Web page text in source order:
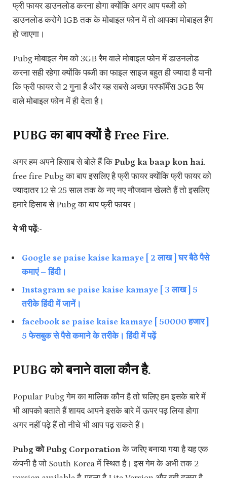
फ्री फायर डाउनलोड करना होगा क्योंकि अगर आप पब्जी को
डाउनलोड करोगे 1GB तक के मोबाइल फोन में तो आपका मोबाइल हैंग
हो जाएगा।
Pubg मोबाइल गेम को 3GB रैम वाले मोबाइल फोन में डाउनलोड
करना सही रहेगा क्योंकि पब्जी का फाइल साइज बहुत ही ज्यादा है यानी
कि फ्री फायर से 2 गुना है और यह सबसे अच्छा परफॉर्मेंस 3GB रैम
वाले मोबाइल फोन में ही देता है।
PUBG का बाप क्यों है Free Fire.
अगर हम अपने हिसाब से बोले हैं कि Pubg ka baap kon hai.
free fire Pubg का बाप इसलिए है फ्री फायर क्योंकि फ्री फायर को
ज्यादातर 12 से 25 साल तक के नए नए नौजवान खेलते हैं तो इसलिए
हमारे हिसाब से Pubg का बाप फ्री फायर।
ये भी पढ़ें:-
Google se paise kaise kamaye [ 2 लाख ] घर बैठे पैसे
कमाएं – हिंदी।
Instagram se paise kaise kamaye [ 3 लाख ] 5
तरीके हिंदी में जानें।
facebook se paise kaise kamaye [ 50000 हजार ]
5 फेसबुक से पैसे कमाने के तरीके। हिंदी में पढ़ें
PUBG को बनाने वाला कौन है.
Popular Pubg गेम का मालिक कौन है तो चलिए हम इसके बारे में
भी आपको बताते हैं शायद आपने इसके बारे में ऊपर पढ़ लिया होगा
अगर नहीं पढ़े हैं तो नीचे भी आप पढ़ सकते हैं।
Pubg को Pubg Corporationके जरिए बनाया गया है यह एक
कंपनी है जो South Korea में स्थित है। इस गेम के अभी तक 2